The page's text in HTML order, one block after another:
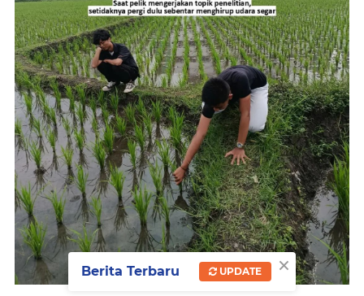
×
Berita Terbaru UPDATE